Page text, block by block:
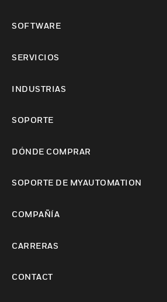
SOFTWARE
SERVICIOS
INDUSTRIAS
SOPORTE
DÓNDE COMPRAR
SOPORTE DE MYAUTOMATION
COMPAÑÍA
CARRERAS
CONTACT